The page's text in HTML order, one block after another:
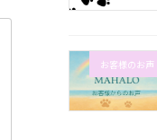
お客様のお声